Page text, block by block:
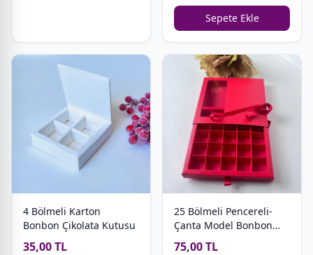
Sepete Ekle
4 Bölmeli Karton
Bonbon Çikolata Kutusu
35,00 TL
25 Bölmeli Pencereli-
Çanta Model Bonbon
Çikolata Kutusu
75,00 TL